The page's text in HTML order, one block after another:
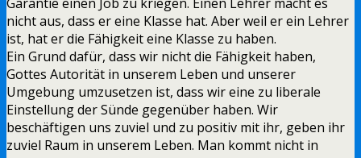
nicht aus, dass er eine Klasse hat. Aber weil er ein Lehrer
ist, hat er die Fähigkeit eine Klasse zu haben.
Ein Grund dafür, dass wir nicht die Fähigkeit haben,
Gottes Autorität in unserem Leben und unserer
Umgebung umzusetzen ist, dass wir eine zu liberale
Einstellung der Sünde gegenüber haben. Wir
beschäftigen uns zuviel und zu positiv mit ihr, geben ihr
zuviel Raum in unserem Leben. Man kommt nicht in